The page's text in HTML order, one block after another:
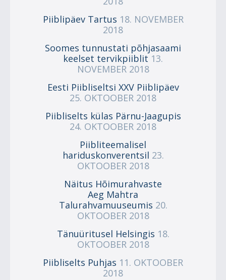
Piiblipäev Tartus 18. NOVEMBER
2018
Soomes tunnustati põhjasaami
keelset tervikpiiblit 13.
NOVEMBER 2018
Eesti Piibliseltsi XXV Piiblipäev
25. OKTOOBER 2018
Piibliselts külas Pärnu-Jaagupis
24. OKTOOBER 2018
Piibliteemalisel
hariduskonverentsil 23.
OKTOOBER 2018
Näitus Hõimurahvaste
Aeg Mahtra
Talurahvamuuseumis 20.
OKTOOBER 2018
Tänuüritusel Helsingis 18.
OKTOOBER 2018
Piibliselts Puhjas 11. OKTOOBER
2018